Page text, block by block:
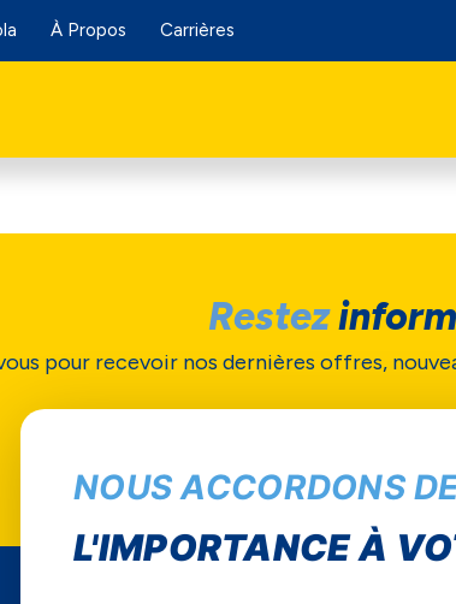
À Propos Carrières
Restez
pour recevoir nos dernières offres,
NOUS ACCORDONS
L'IMPORTANCE À